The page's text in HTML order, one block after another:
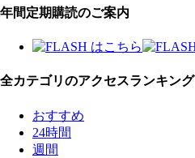
年間定期購読のご案内
全カテゴリのアクセスランキング
おすすめ
24時間
週間